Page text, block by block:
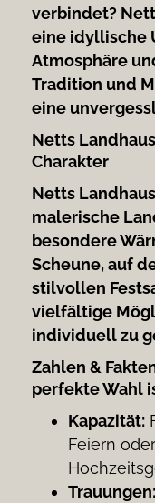
verbindet?
eine idyllische
Atmosphäre
Tradition und
eine
Netts
Charakter
Netts
malerische
besondere
Scheune, auf
stilvollen
vielfältige
individuell zu
Zahlen &
perfekte Wahl
Kapazität:
Feiern
Trauungen: